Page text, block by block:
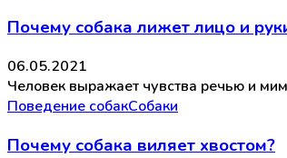
Почему собака лижет лицо и
06.05.2021
Человек выражает чувства речью и
Поведение собакСобаки
Почему собака виляет хвостом?